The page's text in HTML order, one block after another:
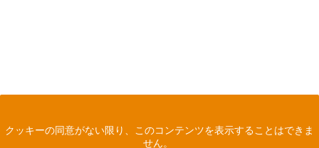
クッキーの同意がない限り、このコンテンツを表示することはできま
せん。